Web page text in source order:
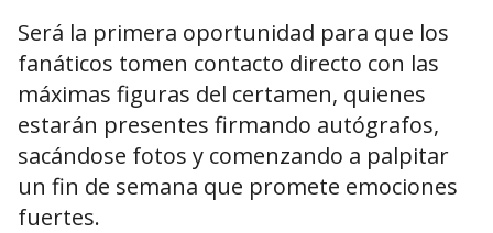
Será la primera oportunidad para que los
fanáticos tomen contacto directo con las
máximas figuras del certamen, quienes
estarán presentes firmando autógrafos,
sacándose fotos y comenzando a palpitar
un fin de semana que promete emociones
fuertes.